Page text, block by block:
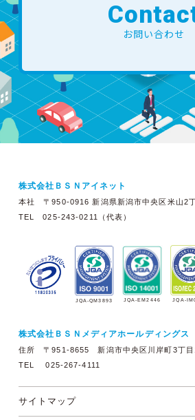
お問い合わせ
株式会社ＢＳＮアイネット
本社 〒950-0916 新潟県新潟市中央区米山2
TEL 025-243-0211（代表）
JQA-QM3893 JQA-EM2446 JQA-
株式会社ＢＳＮメディアホールディングス
住所 〒951-8655 新潟市中央区川岸町3丁目
TEL 025-267-4111
サイトマップ